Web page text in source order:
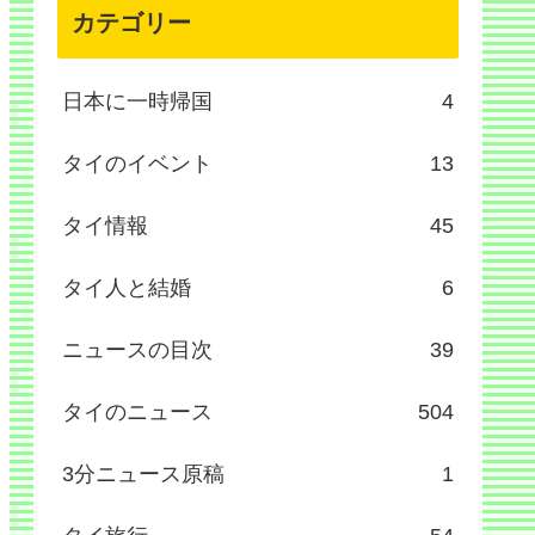
カテゴリー
日本に一時帰国 4
タイのイベント 13
タイ情報 45
タイ人と結婚 6
ニュースの目次 39
タイのニュース 504
3分ニュース原稿 1